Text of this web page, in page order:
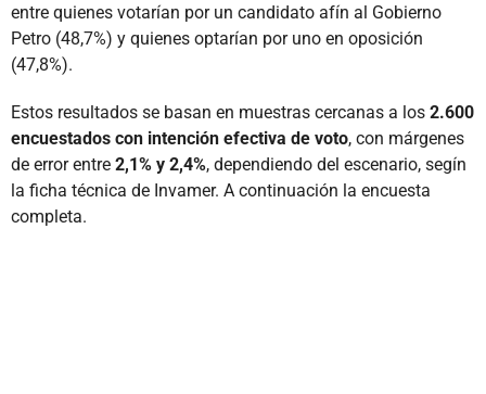
entre quienes votarían por un candidato afín al Gobierno
Petro (48,7%) y quienes optarían por uno en oposición
(47,8%).
Estos resultados se basan en muestras cercanas a los 2.600
encuestados con intención efectiva de voto, con márgenes
de error entre 2,1% y 2,4%, dependiendo del escenario, segín
la ficha técnica de Invamer. A continuación la encuesta
completa.